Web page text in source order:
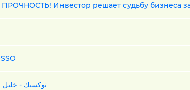
Инвестор решает судьбу бизнеса
TOXiC - Khalil (Official Audio) | توكسيك - خليل